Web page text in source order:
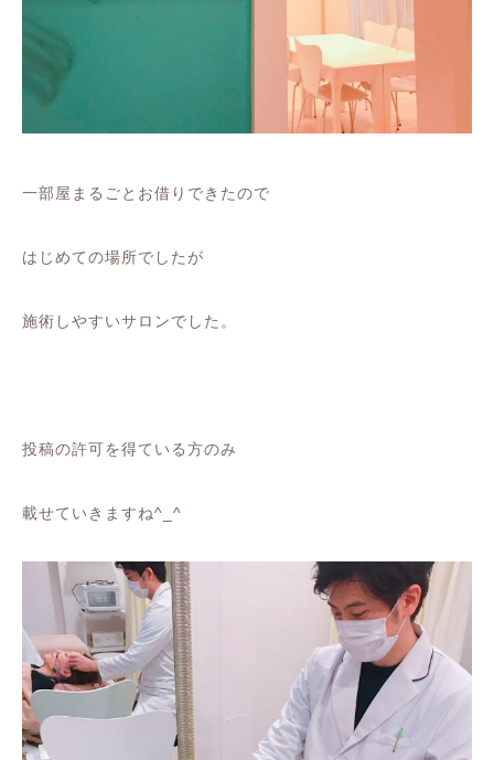
一部屋まるごとお借りできたので
はじめての場所でしたが
施術しやすいサロンでした。
投稿の許可を得ている方のみ
載せていきますね^_^